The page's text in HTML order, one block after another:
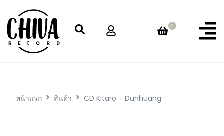
0
หน้าแรก สินค้า CD Kitaro – Dunhuang